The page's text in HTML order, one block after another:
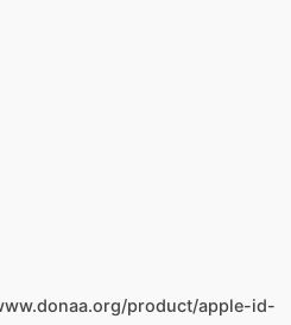
product/apple-id-